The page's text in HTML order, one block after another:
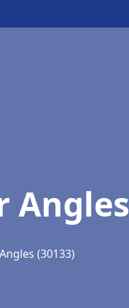
Angles
(30133)